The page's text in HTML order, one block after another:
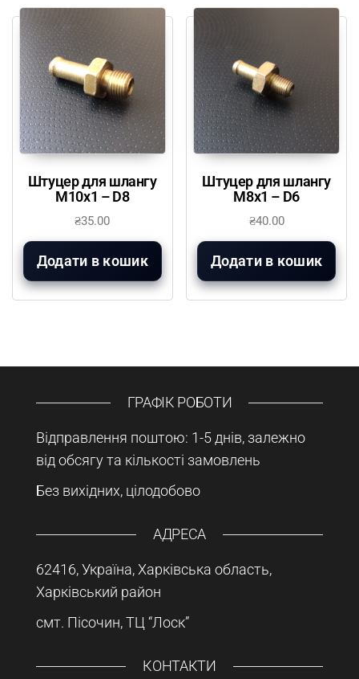
Штуцер для шлангу
М10х1 – D8
₴35.00
Додати в кошик
Штуцер для шлангу
М8х1 – D6
₴40.00
Додати в кошик
ГРАФІК РОБОТИ
Відправлення поштою: 1-5 днів, залежно
від обсягу та кількості замовлень
Без вихідних, цілодобово
АДРЕСА
62416, Україна, Харківська область,
Харківський район
смт. Пісочин, ТЦ “Лоск”
КОНТАКТИ